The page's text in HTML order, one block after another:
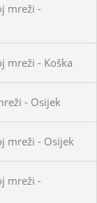
mreži -
mreži - Koška
- Osijek
mreži - Osijek
mreži -